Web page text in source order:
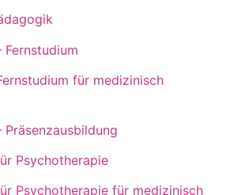
für medizinisch
Psychotherapie
Psychotherapie für medizinisch